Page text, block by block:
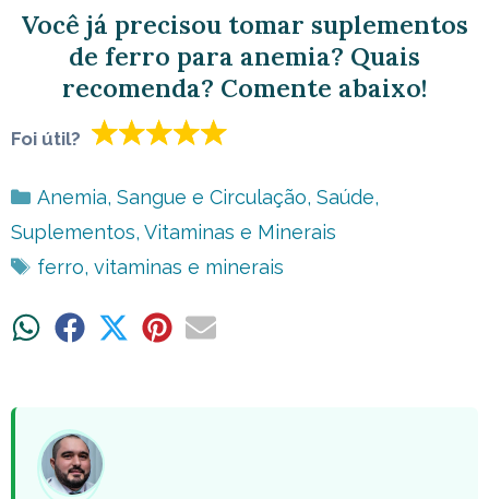
Você já precisou tomar suplementos
de ferro para anemia? Quais
recomenda? Comente abaixo!
Foi útil?
Categorias
Anemia, Sangue e Circulação, Saúde,
Suplementos, Vitaminas e Minerais
Tags
ferro, vitaminas e minerais
ShareShare ShareShareShare